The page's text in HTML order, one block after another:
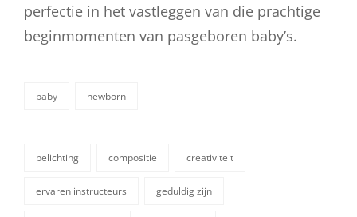
perfectie in het vastleggen van die prachtige
beginmomenten van pasgeboren baby’s.
categorieën
baby newborn
belichting compositie creativiteit
ervaren instructeurs geduldig zijn